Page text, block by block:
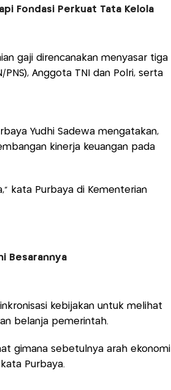
Fondasi Perkuat Tata Kelola
gaji direncanakan menyasar tiga
Anggota TNI dan Polri, serta
Yudhi Sadewa mengatakan,
kinerja keuangan pada
kata Purbaya di Kementerian
Besarannya
kebijakan untuk melihat
belanja pemerintah.
gimana sebetulnya arah ekonomi
Purbaya.